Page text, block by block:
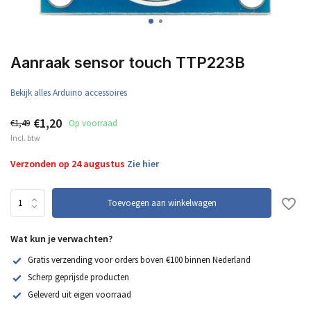
Aanraak sensor touch TTP223B
Bekijk alles Arduino accessoires
€1,49 €1,20 Op voorraad
Incl. btw
Verzonden op 24 augustus Zie hier
Toevoegen aan winkelwagen
Wat kun je verwachten?
Gratis verzending voor orders boven €100 binnen Nederland
Scherp geprijsde producten
Geleverd uit eigen voorraad